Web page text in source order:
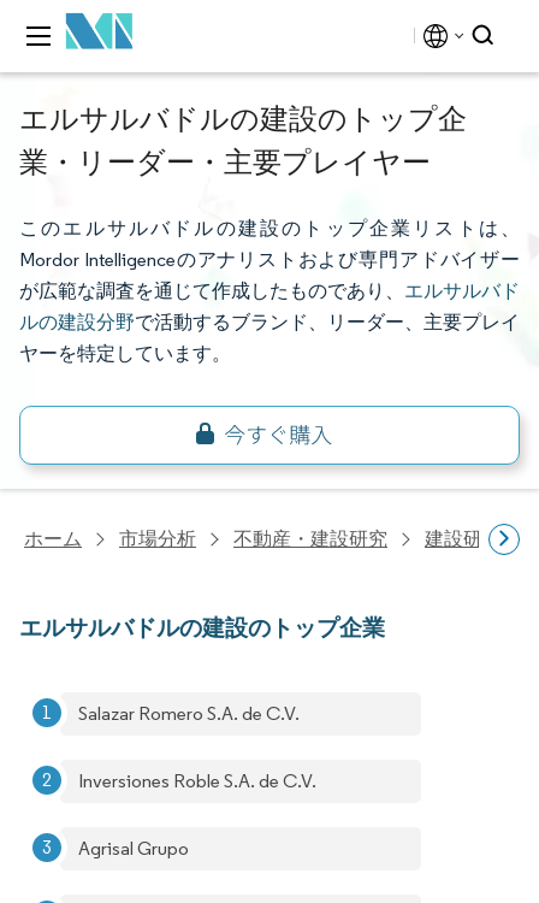
エルサルバドルの建設のトップ企
業・リーダー・主要プレイヤー
このエルサルバドルの建設のトップ企業リストは、
Mordor Intelligenceのアナリストおよび専門アドバイザー
が広範な調査を通じて作成したものであり、 エルサルバド
ルの建設分野で活動するブランド、リーダー、主要プレイ
ヤーを特定しています。
ホーム 市場分析 不動産・建設研究 建設研究
エルサルバドルの建設のトップ企業
Salazar Romero S.A. de C.V.
Inversiones Roble S.A. de C.V.
Agrisal Grupo